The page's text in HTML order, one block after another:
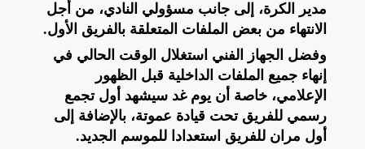
مدير الكرة، إلى جانب مسؤولي النادي، من أجل
الانتهاء من بعض الملفات المتعلقة بالفريق الأول.
وفضل الجهاز الفني استغلال الوقت الحالي في
إنهاء جميع الملفات الداخلية قبل الظهور
الإعلامي، خاصة أن يوم غد سيشهد أول تجمع
رسمي للفريق تحت قيادة عموتة، بالإضافة إلى
أول مران للفريق استعدادا للموسم الجديد.